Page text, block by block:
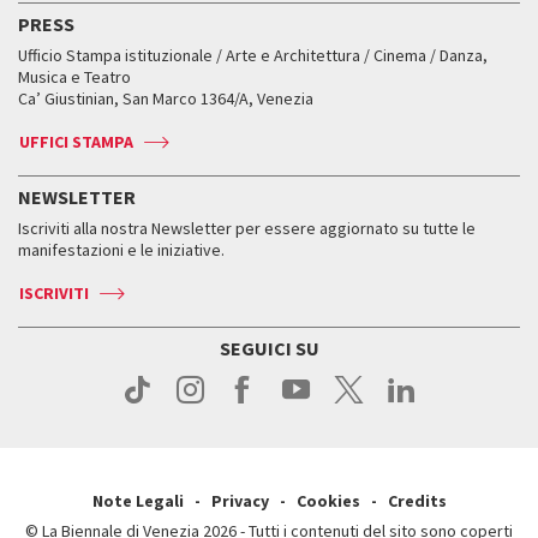
FAQ
Servizi al pubblico
Come raggiungerci
Press
Edizioni passate
Orari e sedi
Accrediti
Come raggiungerci
Orari e sedi
Biglietti
Accrediti
Come raggiungerci
Contatti
Press
Accrediti
Servizi al pubblico
Come raggiungerci
Press
Workshop di critica teatrale
Leone d’oro alla carriera
Leone d’argento
Edizioni passate
Orari e sedi
Biglietti
Servizi al pubblico
Come raggiungerci
Contatti
Mostre Virtuali
Fondi e Collezioni
Biennale College ASAC
ASAC DATI
Storia
Orari e sedi
PRESS
Ufficio Stampa istituzionale / Arte e Architettura / Cinema / Danza,
Musica e Teatro
Ca’ Giustinian, San Marco 1364/A, Venezia
UFFICI STAMPA
NEWSLETTER
Iscriviti alla nostra Newsletter per essere aggiornato su tutte le
manifestazioni e le iniziative.
ISCRIVITI
SEGUICI SU
Note Legali Privacy Cookies
Credits
© La Biennale di Venezia 2026 - Tutti i contenuti del sito sono coperti